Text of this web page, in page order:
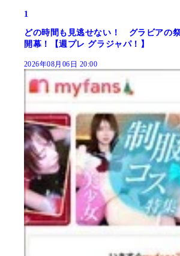
1
どの時間も見逃せない！ グラビアの
開幕！【週プレ グラジャパ！】
2026年08月06日 20:00